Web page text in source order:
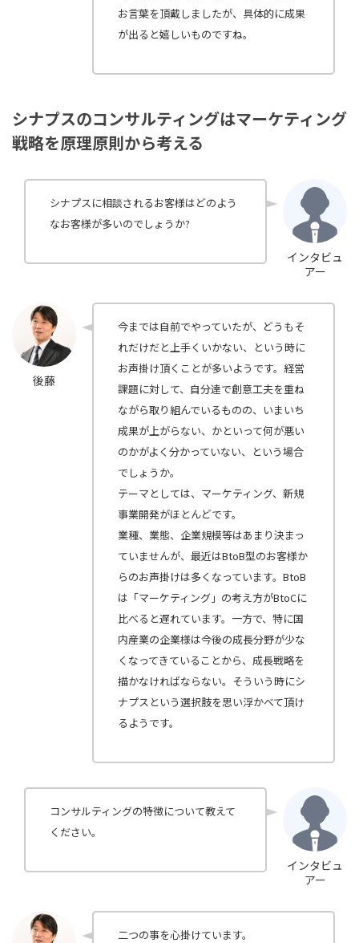
お言葉を頂戴しましたが、具体的に成果
が出ると嬉しいものですね。
シナプスのコンサルティングはマーケティング
戦略を原理原則から考える
インタビュ
アー
シナプスに相談されるお客様はどのよう
なお客様が多いのでしょうか?
後藤
今までは自前でやっていたが、どうもそ
れだけだと上手くいかない、という時に
お声掛け頂くことが多いようです。経営
課題に対して、自分達で創意工夫を重ね
ながら取り組んでいるものの、いまいち
成果が上がらない、かといって何が悪い
のかがよく分かっていない、という場合
でしょうか。
テーマとしては、マーケティング、新規
事業開発がほとんどです。
業種、業態、企業規模等はあまり決まっ
ていませんが、最近はBtoB型のお客様か
らのお声掛けは多くなっています。BtoB
は「マーケティング」の考え方がBtoCに
比べると遅れています。一方で、特に国
内産業の企業様は今後の成長分野が少な
くなってきていることから、成長戦略を
描かなければならない。そういう時にシ
ナプスという選択肢を思い浮かべて頂け
るようです。
インタビュ
アー
コンサルティングの特徴について教えて
ください。
二つの事を心掛けています。